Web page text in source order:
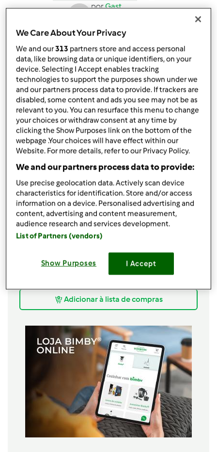
porGast
Adicionar às minhas coleções
Partilhar receita
Ingredientes
Fondant de Chocolate com Pimenta
Rosa
100 chocolate,
70% cacau
50gmanteiga,à temperatura ambiente
3govos
50gaçúcar
´15gbrandy
gota
Óleo Essencial Pink Pepper
70% cacau ou de leite
Adicionar à lista de compras
We Care About Your Privacy
We and our313 partners store and access personal
data, like browsing data or unique identifiers, on your
device. Selecting I Accept enables tracking
technologies to support the purposes shown under we
and our partners process data to provide. If trackers are
disabled, some content and ads you see may not be as
relevant to you. You can resurface this menu to change
your choices or withdraw consent at any time by
clicking the Show Purposes link on the bottom of the
webpage .Your choices will have effect within our
Website. For more details, refer to our Privacy Policy.
We and our partners process data to provide:
Use precise geolocation data. Actively scan device
characteristics for identification. Store and/or access
information on a device. Personalised advertising and
content, advertising and content measurement,
audience research and services development.
List of Partners (vendors)
Show Purposes I Accept